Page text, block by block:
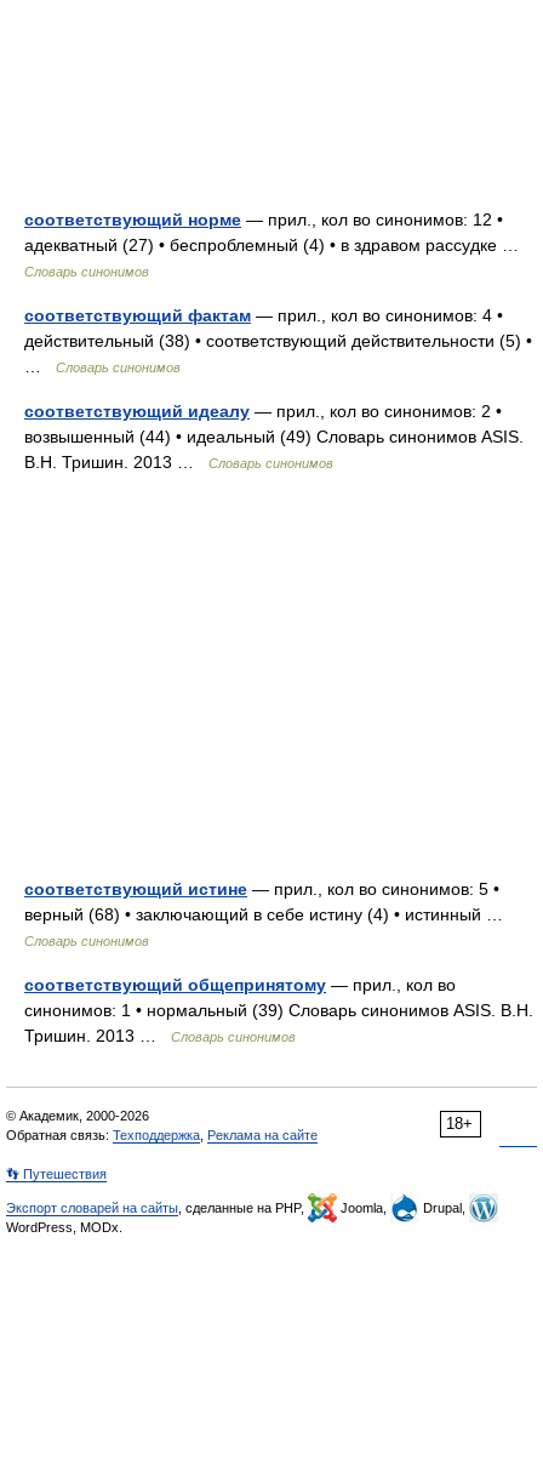
соответствующий норме — прил., кол во синонимов: 12 •
адекватный (27) • беспроблемный (4) • в здравом рассудке …
Словарь синонимов
соответствующий фактам — прил., кол во синонимов: 4 •
действительный (38) • соответствующий действительности (5) •
Словарь синонимов
соответствующий идеалу — прил., кол во синонимов: 2 •
возвышенный (44) • идеальный (49) Словарь синонимов ASIS.
В.Н. Тришин. 2013 …
Словарь синонимов
соответствующий истине — прил., кол во синонимов: 5 •
верный (68) • заключающий в себе истину (4) • истинный …
Словарь синонимов
соответствующий общепринятому — прил., кол во
синонимов: 1 • нормальный (39) Словарь синонимов ASIS. В.Н.
Тришин. 2013 …
Словарь синонимов
18+
© Академик, 2000-2026
Обратная связь: Техподдержка Реклама на сайте
👣 Путешествия
Экспорт словарей на сайты , сделанные на PHP, Joomla,
Drupal,
WordPress, MODx.